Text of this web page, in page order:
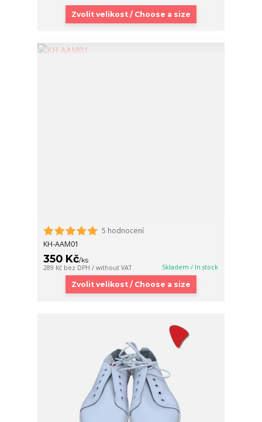
Zvolit velikost / Choose a size
5 hodnocení
KH-AAM01
350 Kč/ks
289 Kč bez DPH / without VAT Skladem / In stock
Zvolit velikost / Choose a size